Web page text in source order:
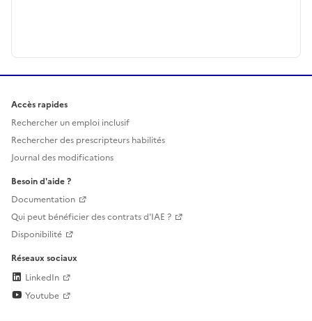
Accès rapides
Rechercher un emploi inclusif
Rechercher des prescripteurs habilités
Journal des modifications
Besoin d'aide ?
Documentation
Qui peut bénéficier des contrats d'IAE ?
Disponibilité
Réseaux sociaux
LinkedIn
Youtube